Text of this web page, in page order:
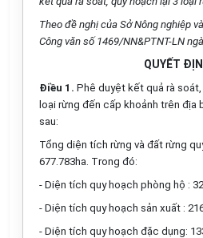
Theo đề nghị của Sở Nông nghiệp
Công văn số 1469/NN&PTNT-LN
QUYẾT
Điều 1 . Phê duyệt kết quả rà
loại rừng đến cấp khoảnh trên địa
sau:
Tổng diện tích rừng và đất rừng
677.783ha. Trong đó:
- Diện tích quy hoạch phòng hộ :
- Diện tích quy hoạch sản xuất :
- Diện tích quy hoạch đặc dụng: